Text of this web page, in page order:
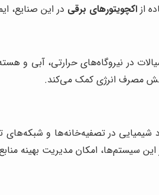
از اکچویتورهای برقی در این صنایع،
در نیروگاه‌های حرارتی، آبی و
مصرف انرژی کمک می‌کند.
شیمیایی در تصفیه‌خانه‌ها و شبکه‌های
این سیستم‌ها، امکان مدیریت بهینه